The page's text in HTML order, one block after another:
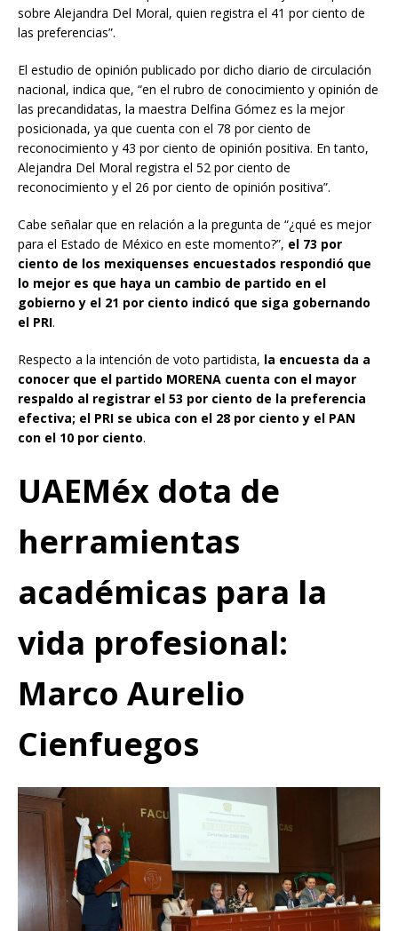
sobre Alejandra Del Moral, quien registra el 41 por ciento de
las preferencias”.
El estudio de opinión publicado por dicho diario de circulación
nacional, indica que, “en el rubro de conocimiento y opinión de
las precandidatas, la maestra Delfina Gómez es la mejor
posicionada, ya que cuenta con el 78 por ciento de
reconocimiento y 43 por ciento de opinión positiva. En tanto,
Alejandra Del Moral registra el 52 por ciento de
reconocimiento y el 26 por ciento de opinión positiva”.
Cabe señalar que en relación a la pregunta de “¿qué es mejor
para el Estado de México en este momento?”, el 73 por
ciento de los mexiquenses encuestados respondió que
lo mejor es que haya un cambio de partido en el
gobierno y el 21 por ciento indicó que siga gobernando
el PRI.
Respecto a la intención de voto partidista, la encuesta da a
conocer que el partido MORENA cuenta con el mayor
respaldo al registrar el 53 por ciento de la preferencia
efectiva; el PRI se ubica con el 28 por ciento y el PAN
con el 10 por ciento.
UAEMéx dota de
herramientas
académicas para la
vida profesional:
Marco Aurelio
Cienfuegos